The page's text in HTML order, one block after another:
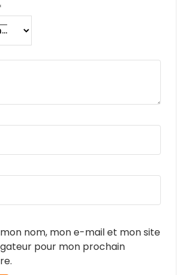
nom, mon e-mail et mon site
pour mon prochain